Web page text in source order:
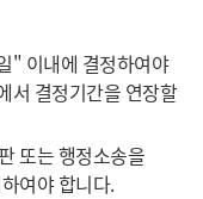
" 이내에 결정하여야
서 결정기간을 연장할
또는 행정소송을
여야 합니다.